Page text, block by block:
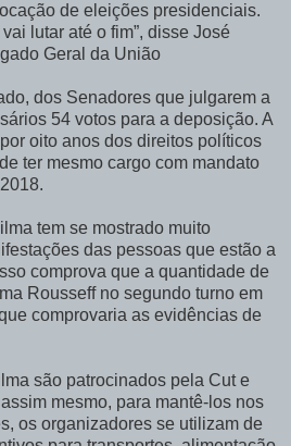
de eleições presidenciais.
lutar até o fim”, disse José
Geral da União
dos Senadores que julgarem a
54 votos para a deposição. A
oito anos dos direitos políticos
ter mesmo cargo com mandato
tem se mostrado muito
das pessoas que estão a
comprova que a quantidade de
Rousseff no segundo turno em
comprovaria as evidências de
são patrocinados pela Cut e
mesmo, para mantê-los nos
os organizadores se utilizam de